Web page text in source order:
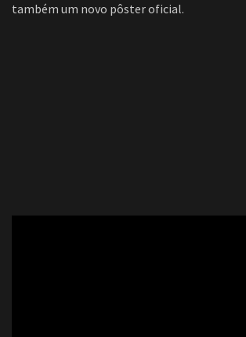
também um novo pôster oficial.